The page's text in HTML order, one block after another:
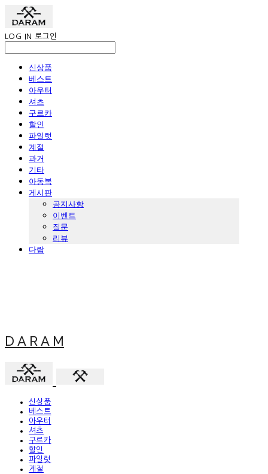
LOG IN 로그인
신상품
베스트
아우터
셔츠
구르카
할인
파일럿
계절
과거
기타
아동복
게시판
공지사항
이벤트
질문
리뷰
다람
D A R A M
신상품
베스트
아우터
셔츠
구르카
할인
파일럿
계절